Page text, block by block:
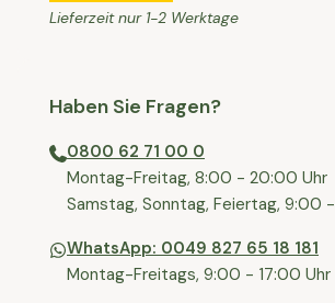
Lieferzeit nur 1-2 Werktage
Haben Sie Fragen?
0800 62 71 00 0
⁠⁠Montag-Freitag, 8:00 - 20:00 Uhr
⁠Samstag, Sonntag, Feiertag, 9:00
WhatsApp: 0049 827 65 18 181
Montag-Freitags, 9:00 - 17:00 Uhr